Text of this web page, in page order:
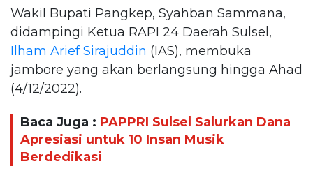
Wakil Bupati Pangkep, Syahban Sammana,
didampingi Ketua RAPI 24 Daerah Sulsel,
Ilham Arief Sirajuddin (IAS), membuka
jambore yang akan berlangsung hingga Ahad
(4/12/2022).
Baca Juga : PAPPRI Sulsel Salurkan Dana
Apresiasi untuk 10 Insan Musik
Berdedikasi